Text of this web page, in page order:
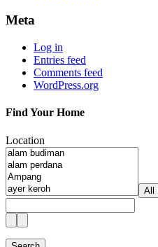
Meta
Log in
Entries feed
Comments feed
WordPress.org
Find Your Home
Location
All